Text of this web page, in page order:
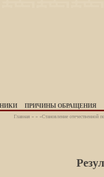
ПРИЧИНЫ ОБРАЩЕНИЯ
Главная » » «Становление отечественной